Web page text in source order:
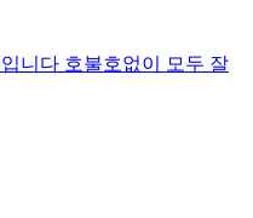
니다 호불호없이 모두 잘